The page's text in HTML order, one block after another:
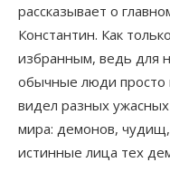
рассказывает о
Константин. Как
избранным, ведь для
обычные люди просто
видел разных
мира: демонов,
истинные лица тех